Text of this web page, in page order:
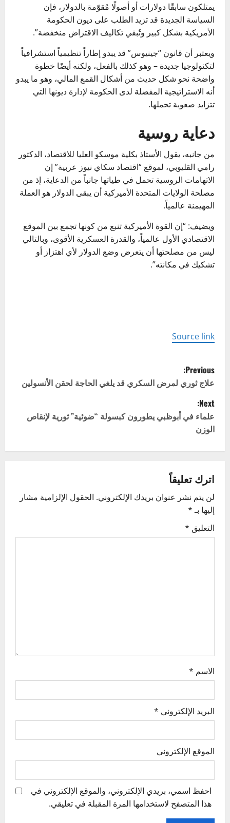
يمتلكون سابقًا دولارات أو أصولًا مُقوّمة بالدولار، فإن
السياسة الجديدة قد تزيد الطلب على ديون الحكومة
الأمريكية بشكل كبير وتُبقي تكاليف الاقتراض منخفضة”.
ويعتبر أن قانون “جينيوس” قد يبدو إطاراً تنظيمياً استشرافياً
لتكنولوجيا جديدة – وهو كذلك بالفعل، ولكنه أيضًا خطوة
واضحة نحو شكل حديث من أشكال القمع المالي، وهو ما يبدو
أنه الاستراتيجية المفضلة لدى الحكومة لإدارة ديونها التي
تتزايد صعوبة تحملها.
دعاية روسية
من جانبه، يقول الأستاذ بكلية موسكو العليا للاقتصاد، الدكتور
رامي القليوبي، لموقع “اقتصاد سكاي نيوز عربية” إن
الاتهامات الروسية تحمل في طياتها جانباً من الدعاية، إذ من
مصلحة الولايات المتحدة الأميركية أن يبقى الدولار هو العملة
المهيمنة عالمياً.
ويضيف: “إن القوة الأميركية تنبع من كونها تجمع بين الموقع
الاقتصادي الأول عالمياً، والقدرة العسكرية الأقوى، وبالتالي
ليس من مصلحتها أن يتعرض وضع الدولار لأي اهتزاز أو
تشكيك في مكانته”.
Source link
P
o
s
t
n
a
v
i
g
Previous:
علاج ثوري لمرض السكري قد يلغي الحاجة لحقن الأنسولين
Next:
علماء في أبوظبي يطورون كبسولة “ضوئية” ثورية لإنقاص
الوزن
اترك تعليقاً
لن يتم نشر عنوان بريدك الإلكتروني. الحقول الإلزامية مشار
إليها بـ*
التعليق *
الاسم *
البريد الإلكتروني *
الموقع الإلكتروني
احفظ اسمي، بريدي الإلكتروني، والموقع الإلكتروني في
هذا المتصفح لاستخدامها المرة المقبلة في تعليقي.